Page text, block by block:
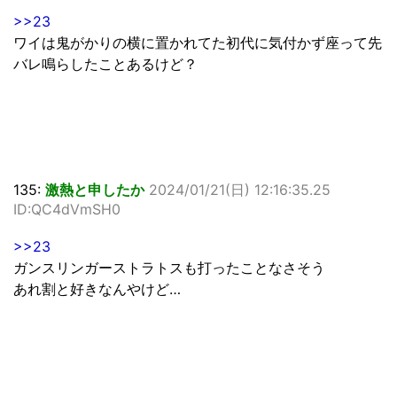
>>23
ワイは鬼がかりの横に置かれてた初代に気付かず座って先
バレ鳴らしたことあるけど？
135: 激熱と申したか 2024/01/21(日) 12:16:35.25
ID:QC4dVmSH0
>>23
ガンスリンガーストラトスも打ったことなさそう
あれ割と好きなんやけど…